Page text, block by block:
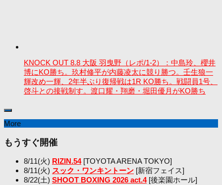
KNOCK OUT 8.8 大阪 羽曳野（レポ/1-2）：中島玲、櫻井
博にKO勝ち。玖村修平が内藤凌太に競り勝つ。壬生狼一
輝改め一輝、2年半ぶり復帰戦は1R KO勝ち。戦闘員1号、
啓斗との接戦制す。渡口耀・翔磨・堀田優月がKO勝ち
More
もうすぐ開催
8/11(火) RIZIN.54[TOYOTA ARENA TOKYO]
8/11(火) スック・ワンキントーン [新宿フェイス]
8/22(土) SHOOT BOXING 2026 act.4[後楽園ホール]